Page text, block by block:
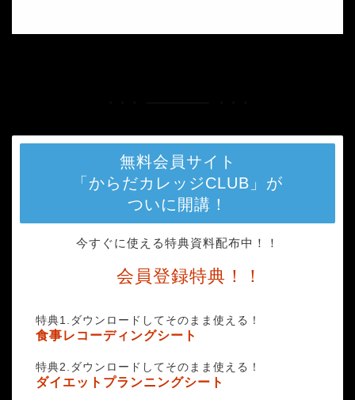
無料会員サイト
「からだカレッジCLUB」が
ついに開講！
今すぐに使える特典資料配布中！！
会員登録特典！！
特典1.ダウンロードしてそのまま使える！
食事レコーディングシート
特典2.ダウンロードしてそのまま使える！
ダイエットプランニングシート